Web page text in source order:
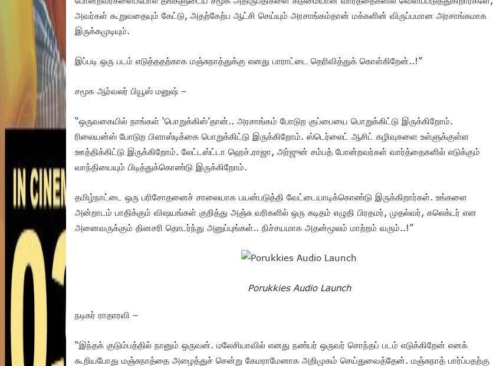
அவர்கள் கூறுவதையும் கேட்டு, அதற்கேற்ப ஆட்சி செய்யும் அரசாங்கம்தான் மக்களின் விருப்பமான அரசாங்கமாக
இருக்கமுடியும்.
இப்படி ஒரு படம் எடுத்ததற்காக மஞ்சுநாத்துக்கு எனது பாராட்டை தெரிவித்துக் கொள்கிறேன்..!”
சமூக ஆர்வலர் பியூஸ் மனுஷ் –
“ஒருவகையில் நாங்கள் ‘பொறுக்கிஸ்’தான்.. அரசாங்கம் போடுற குப்பையை பொறுக்கிட்டு இருக்கிறோம்.
ரிலையன்ஸ் போடுற பிளாஸ்டிக்கை பொறுக்கிட்டு இருக்கிறோம். ஸ்டெர்லைட் ஆசிட் கழிவுகளை உள்ளுக்குள்ள
ஊத்திக்கிட்டு இருக்கிறோம். லேட்டஸ்ட்டா ஹெச்.ராஜா, அர்ஜுன் சம்பத் போன்றவர்கள் வார்த்தைகளில் எடுக்கும்
வாந்தியையும் பிடித்துக்கொண்டு இருக்கிறோம்.
தமிழ்நாட்டை ஒரு பரிசோதனைச் சாலையாக பயன்படுத்தி வேட்டையாடிக்கொண்டு இருக்கிறார்கள். உங்களை
அன்றாடம் பாதிக்கும் விஷயங்கள் குறித்து அஞ்சு வரிகளில் ஒரு கடிதம் எழுதி பிரதமர், முதல்வர், கலெக்டர் என
அனைவருக்கும் தினசரி தொடர்ந்து அனுப்புங்கள்.. நிச்சயமாக அதன்மூலம் மாற்றம் வரும்..!”
Porukkies Audio Launch
நடிகர் ராதாரவி –
“இந்தக் குடும்பத்தில் நானும் ஒருவன். மலேசியாவில் எனது நண்பர் ஒருவர் சொந்தப் படம் எடுக்கிறேன் எனக்
கூறியபோது மஞ்சுநாத்தை அழைத்துச் சென்று கேமராமேனாக அறிமுகம் செய்துவைத்தேன். மஞ்சுநாத் பார்ப்பதற்கு